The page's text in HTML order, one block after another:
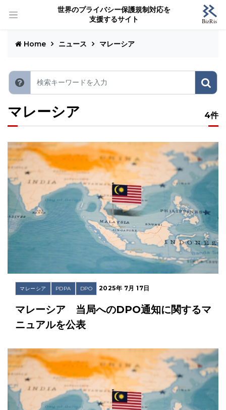
世界のプライバシー保護規制対応を
支援するサイト
Home ニュース マレーシア
マレーシア 4件
マレーシア PDPA DPO 2025年 7月 17日
マレーシア 当局へのDPO通知に関するマ
ニュアルを公表